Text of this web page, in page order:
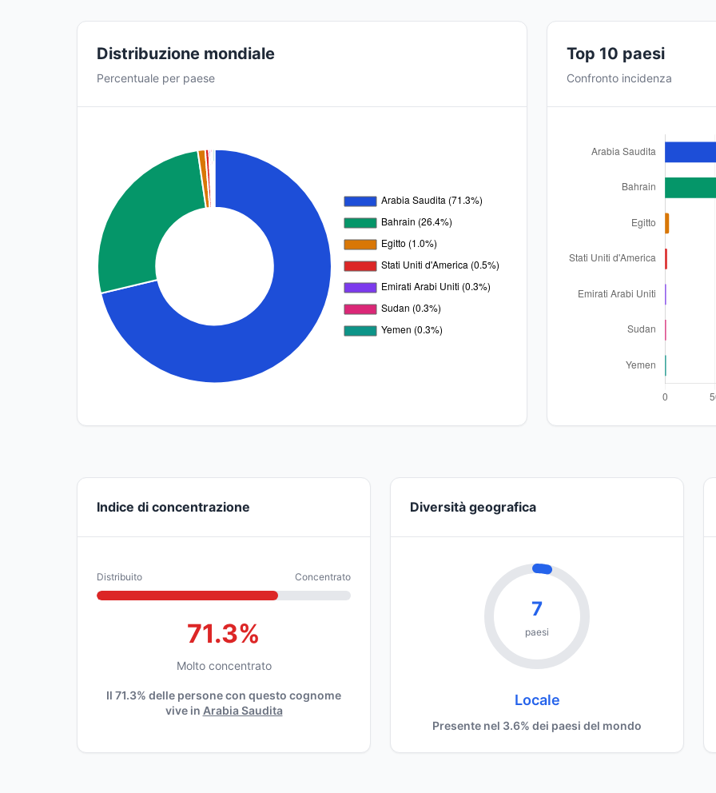
Distribuzione mondiale
Percentuale per paese
Top 10 paesi
Confronto incidenza
Indice di concentrazione
Distribuito Concentrato
71.3%
Molto concentrato
Il 71.3% delle persone con questo cognome
vive in Arabia Saudita
Diversità geografica
7
paesi
Locale
Presente nel 3.6% dei paesi del mondo